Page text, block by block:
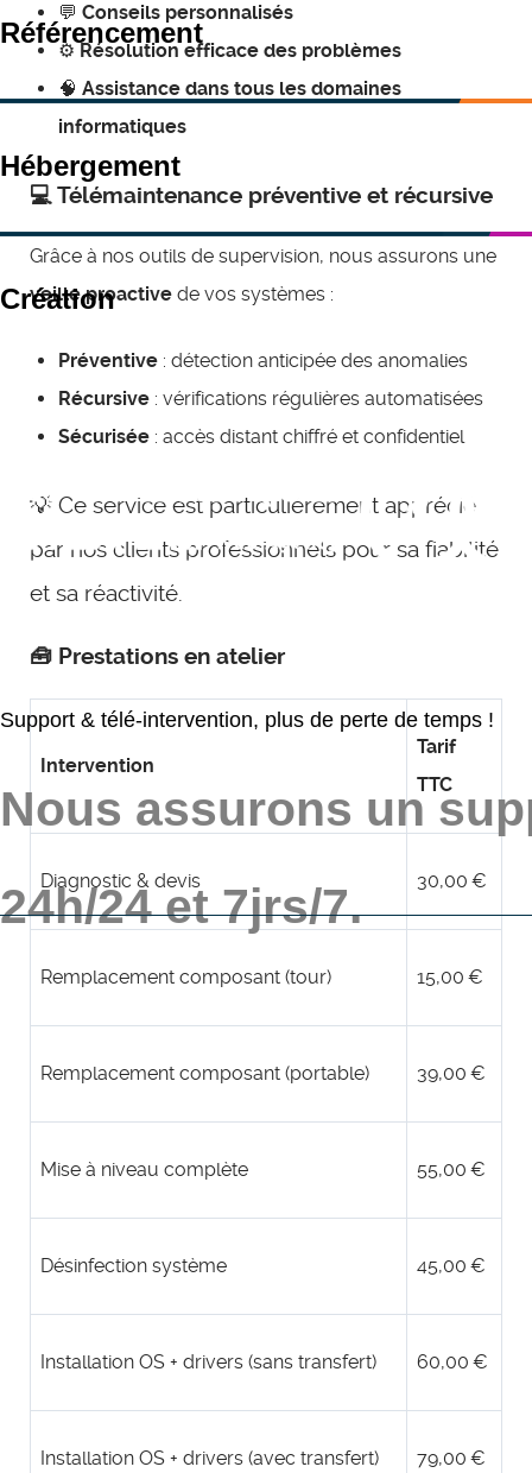
Référencement
Hébergement
Création
Support & télé-intervention, plus de perte de temps !
Nous assurons un
24h/24 et 7jrs/7.
💬 Conseils personnalisés
⚙️Résolution efficace des problèmes
🧠 Assistance dans tous les domaines
informatiques
💻 Télémaintenance préventive et récursive
Grâce à nos outils de supervision, nous assurons une
veille proactive de vos systèmes :
Préventive : détection anticipée des anomalies
Récursive : vérifications régulières automatisées
Sécurisée : accès distant chiffré et confidentiel
💡 Ce service est particulièrement apprécié
par nos clients professionnels pour sa fiabilité
et sa réactivité.
🧰 Prestations en atelier
Intervention
Tarif
TTC
Diagnostic & devis 30,00 €
Remplacement composant (tour) 15,00 €
Remplacement composant (portable) 39,00 €
Mise à niveau complète 55,00 €
Désinfection système 45,00 €
Installation OS + drivers (sans transfert) 60,00 €
Installation OS + drivers (avec transfert) 79,00 €